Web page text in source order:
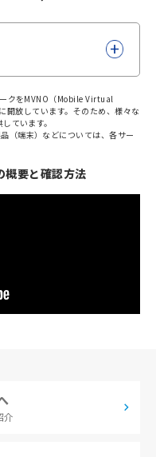
クをMVNO（Mobile Virtual
放しています。そのため、様々な
ています。
（端末）などについては、各サー
概要と確認方法
介